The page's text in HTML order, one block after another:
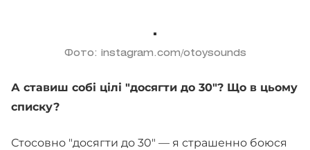
Фото: instagram.com/otoysounds
А ставиш собі цілі "досягти до 30"? Що в цьому
списку?
Стосовно "досягти до 30" — я страшенно боюся